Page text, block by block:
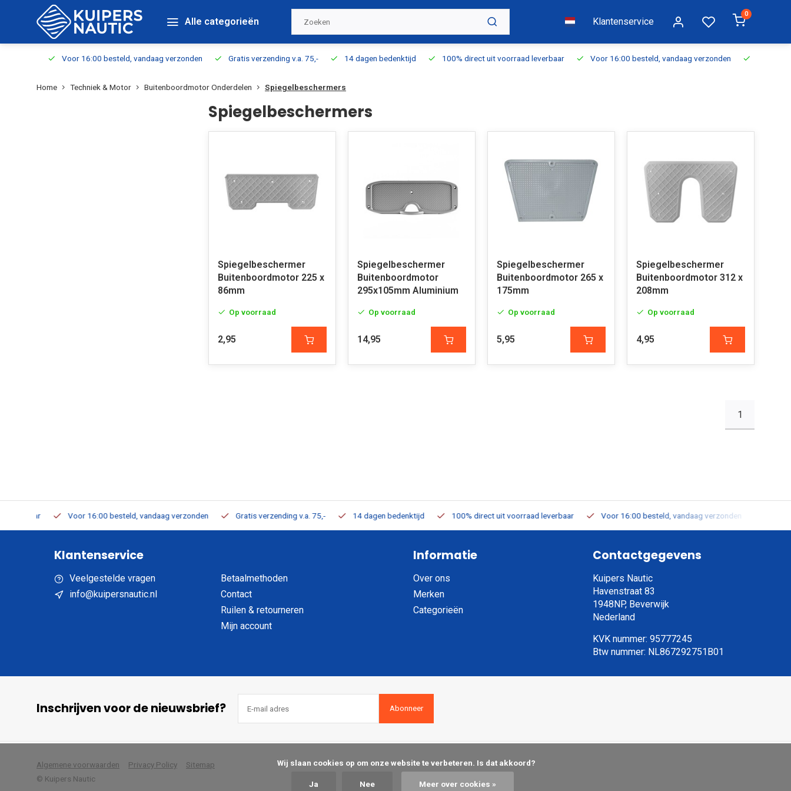
Alle categorieën Klantenservice
0
Voor 16:00 besteld, vandaag verzonden Gratis verzending v.a. 75,- 14 dagen bedenktijd 100% direct uit voorraad leverbaar Voor 16:00 besteld, vandaag verzonden Gratis
Home Techniek & Motor Buitenboordmotor Onderdelen Spiegelbeschermers
Spiegelbeschermers
Spiegelbeschermer
Buitenboordmotor 225 x
86mm
Op voorraad
2,95
Spiegelbeschermer
Buitenboordmotor
295x105mm Aluminium
Op voorraad
14,95
Spiegelbeschermer
Buitenboordmotor 265 x
175mm
Op voorraad
5,95
Spiegelbeschermer
Buitenboordmotor 312 x
208mm
Op voorraad
4,95
1
Voor 16:00 besteld, vandaag verzonden Gratis verzending v.a. 75,- 14 dagen bedenktijd 100% direct uit voorraad leverbaar Voor 16:00 besteld, vandaag verzonden
Klantenservice
Veelgestelde vragen
info@kuipersnautic.nl
Betaalmethoden
Contact
Ruilen & retourneren
Mijn account
Informatie
Over ons
Merken
Categorieën
Contactgegevens
Kuipers Nautic
Havenstraat 83
1948NP, Beverwijk
Nederland
KVK nummer: 95777245
Btw nummer: NL867292751B01
Inschrijven voor de nieuwsbrief? Abonneer
Algemene voorwaarden Privacy Policy
Sitemap
© Kuipers Nautic
Ja Nee Meer over cookies »